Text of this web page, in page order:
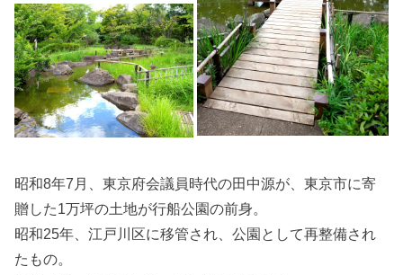
昭和8年7月、東京府会議員時代の田中源が、東京市に寄
贈した1万坪の土地が行船公園の前身。
昭和25年、江戸川区に移管され、公園として再整備され
たもの。